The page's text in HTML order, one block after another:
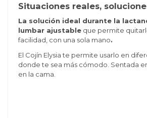
Situaciones reales,
La solución ideal durante la
lumbar ajustableque permite
facilidad, con una sola mano.
El Cojín Elysia te permite usarlo en
donde te sea más cómodo. Sentada
en la cama.